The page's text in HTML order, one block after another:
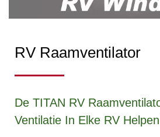
RV Raamventilator
De TITAN RV
Ventilatie In Elke RV